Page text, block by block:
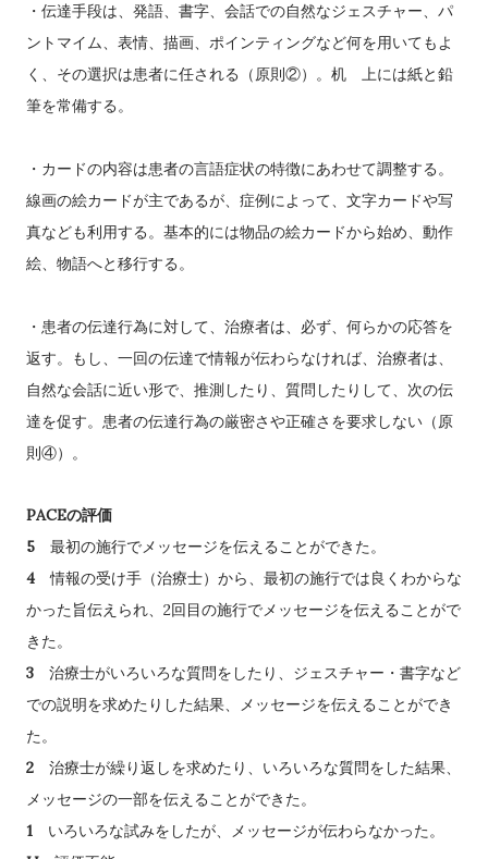
・伝達手段は、発語、書字、会話での自然なジェスチャー、パ
ントマイム、表情、描画、 ポインティングなど何を用いてもよ
く、その選択は患者に任される（原則②）。机 上には紙と鉛
筆を常備する。
・カードの内容は患者の言語症状の特徴にあわせて調整する。
線画の絵カードが主であるが、症例によって、文字カードや写
真なども利用する。基本的には物品の絵カードから始め、動作
絵、物語へと移行する。
・患者の伝達行為に対して、治療者は、必ず、何らかの応答を
返す。もし、一回の伝達で情報が伝わらなければ、治療者は、
自然な会話に近い形で、推測したり、質問したりして、次の伝
達を促す。患者の伝達行為の厳密さや正確さを要求しない（原
則④）。
PACEの評価
5 最初の施行でメッセージを伝えることができた。
4 情報の受け手（治療士）から、最初の施行では良くわからな
かった旨伝えられ、 2回目の施行でメッセージを伝えることがで
きた。
3 治療士がいろいろな質問をしたり、ジェスチャー・書字など
での説明を求めたりした結果、メッセージを伝えることができ
た。
2 治療士が繰り返しを求めたり、いろいろな質問をした結果、
メッセージの一部を伝えることができた。
1 いろいろな試みをしたが、メッセージが伝わらなかった。